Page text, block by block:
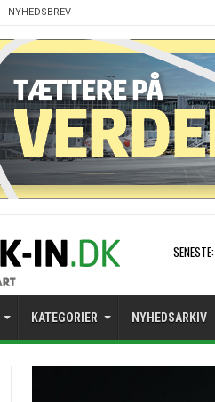
| NYHEDSBREV
SENESTE:
KATEGORIER NYHEDSARKIV